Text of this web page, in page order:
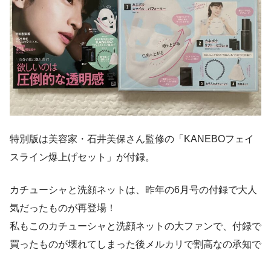
特別版は美容家・石井美保さん監修の「KANEBOフェイ
スライン爆上げセット」が付録。
カチューシャと洗顔ネットは、昨年の6月号の付録で大人
気だったものが再登場！
私もこのカチューシャと洗顔ネットの大ファンで、付録で
買ったものが壊れてしまった後メルカリで割高なの承知で